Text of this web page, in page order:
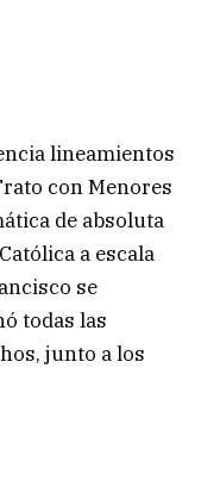
lineamientos
con Menores
de absoluta
a escala
se
todas las
junto a los